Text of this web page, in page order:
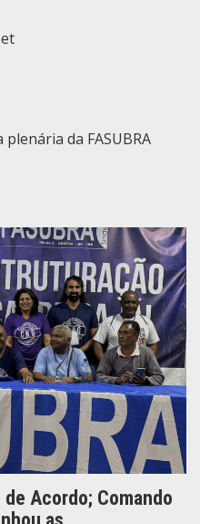
da FASUBRA
de Acordo; Comando